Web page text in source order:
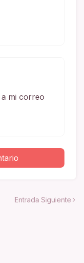
mi correo
Entrada Siguiente